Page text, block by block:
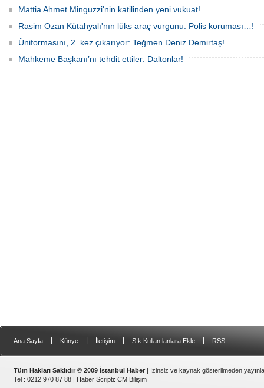
Mattia Ahmet Minguzzi'nin katilinden yeni vukuat!
Rasim Ozan Kütahyalı'nın lüks araç vurgunu: Polis koruması…!
Üniformasını, 2. kez çıkarıyor: Teğmen Deniz Demirtaş!
Mahkeme Başkanı’nı tehdit ettiler: Daltonlar!
Ana Sayfa Künye İletişim Sık Kullanılanlara Ekle RSS
Tüm Hakları Saklıdır © 2009 İstanbul Haber | İzinsiz ve kaynak gösterilmeden
Tel : 0212 970 87 88 | Haber Scripti: CM Bilişim